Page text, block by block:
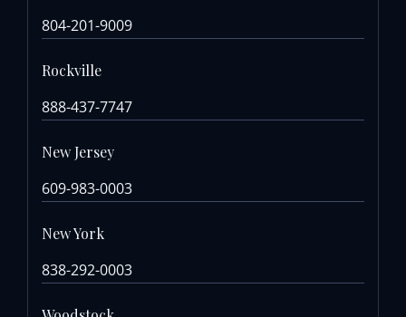
804-201-9009
Rockville
888-437-7747
New Jersey
609-983-0003
New York
838-292-0003